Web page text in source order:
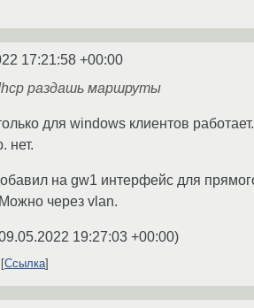
17:21:58 +00:00
раздашь маршруты
для windows клиентов
нет.
на gw1 интерфейс для
через vlan.
19:27:03 +00:00)
Ссылка